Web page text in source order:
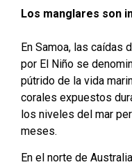
Los manglares son
En Samoa, las caídas
por El Niño se
pútrido de la vida
corales expuestos
los niveles del mar
meses.
En el norte de